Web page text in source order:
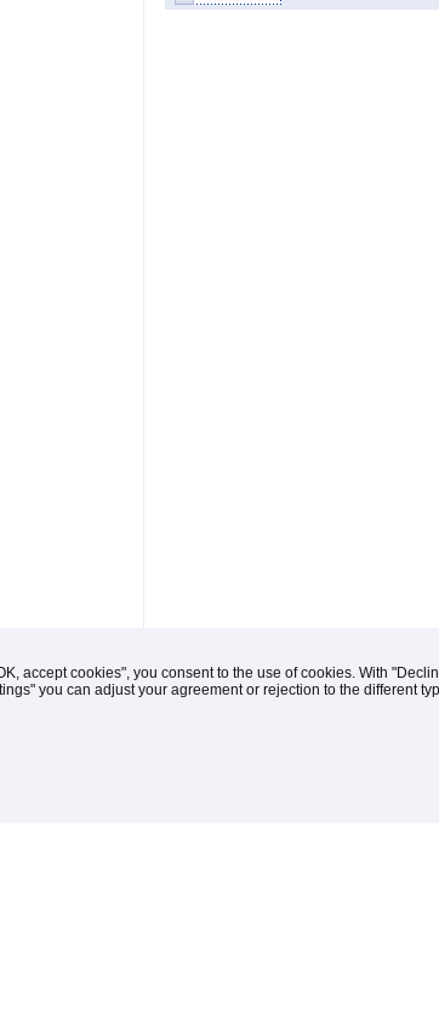
accept cookies", you consent to the use of cookies. With
you can adjust your agreement or rejection to the different